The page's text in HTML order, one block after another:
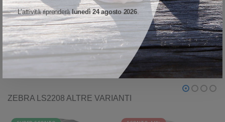
L’attività riprenderàlunedì 24 agosto 2026.
per l’operatore e maggior produttività.
VISUALIZZA MODELLO ED OPZIONI
ZEBRA LS2208 ALTRE VARIANTI